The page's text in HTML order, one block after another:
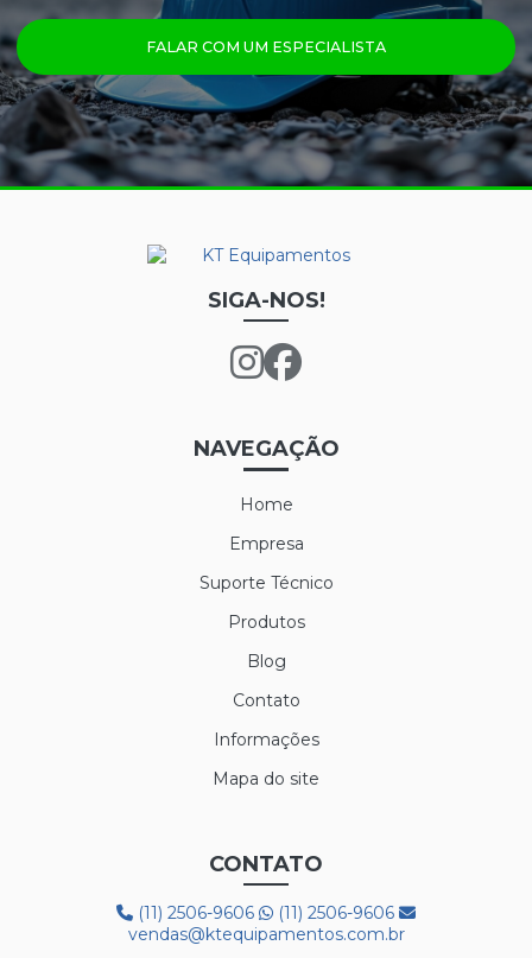
ÓCULOS
PRINCIPAIS PRODUTOS
CALÇA FRIGORÍFICA
CREME NUTRIEX GRUPO 3
GRAFATEX ARAMIDA 1511
LUVA NYLON PARA CAMARA FRIA
LUVA POLIFLEX BRANCA
MEIÃO EM LÃ PARA CAMARA FRIA
PROTETOR AUDITIVO AGENA SPR
BOTA 50C32 FRIG
FALAR COM UM ESPECIALISTA
SIGA-NOS!
NAVEGAÇÃO
Home
Empresa
Suporte Técnico
Produtos
Blog
Contato
Informações
Mapa do site
CONTATO
(11) 2506-9606
(11) 2506-9606
vendas@ktequipamentos.com.br